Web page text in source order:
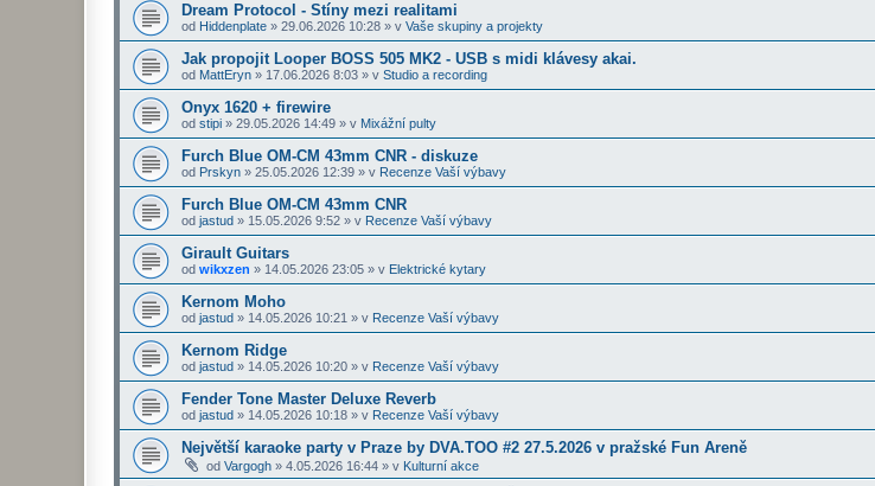
Dream Protocol - Stíny mezi realitami
od Hiddenplate » 29.06.2026 10:28 » v Vaše skupiny a projekty
Jak propojit Looper BOSS 505 MK2 - USB s midi klávesy akai.
od MattEryn » 17.06.2026 8:03 » v Studio a recording
Onyx 1620 + firewire
od stipi » 29.05.2026 14:49 » v Mixážní pulty
Furch Blue OM-CM 43mm CNR - diskuze
od Prskyn » 25.05.2026 12:39 » v Recenze Vaší výbavy
Furch Blue OM-CM 43mm CNR
od jastud » 15.05.2026 9:52 » v Recenze Vaší výbavy
Girault Guitars
od wikxzen » 14.05.2026 23:05 » v Elektrické kytary
Kernom Moho
od jastud » 14.05.2026 10:21 » v Recenze Vaší výbavy
Kernom Ridge
od jastud » 14.05.2026 10:20 » v Recenze Vaší výbavy
Fender Tone Master Deluxe Reverb
od jastud » 14.05.2026 10:18 » v Recenze Vaší výbavy
Největší karaoke party v Praze by DVA.TOO #2 27.5.2026 v pražské Fun Areně
od Vargogh » 4.05.2026 16:44 » v Kulturní akce